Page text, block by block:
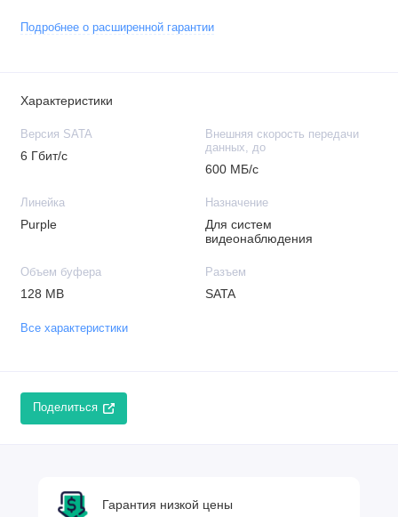
Подробнее о расширенной гарантии
Характеристики
Версия SATA
6 Гбит/с
Внешняя скорость передачи
данных, до
600 МБ/с
Линейка
Purple
Назначение
Для систем
видеонаблюдения
Объем буфера
128 MB
Разъем
SATA
Все характеристики
Поделиться
Гарантия низкой цены